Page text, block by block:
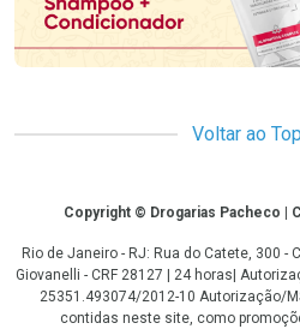
Voltar ao
CopyrightCopyright © Drogarias Pacheco |
Rio de Janeiro - RJ: Rua do Catete, 300 -
Giovanelli - CRF 28127 | 24 horas|
25351.493074/2012-10 Autorização/
contidas neste site, como